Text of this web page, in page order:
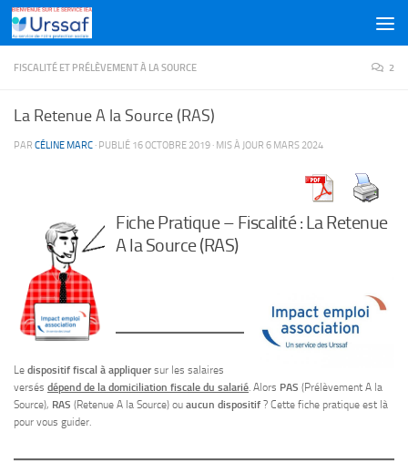
Skip to content
FISCALITÉ ET PRÉLÈVEMENT À LA SOURCE 2
La Retenue A la Source (RAS)
PAR CÉLINE MARC · PUBLIÉ 16 OCTOBRE 2019 · MIS À JOUR 6 MARS 2024
Fiche Pratique – Fiscalité : La Retenue
A la Source (RAS)
Le dispositif fiscal à appliquer sur les salaires
versés dépend de la domiciliation fiscale du salarié . Alors PAS (Prélèvement A la
Source), RAS (Retenue A la Source) ou aucun dispositif ? Cette fiche pratique est là
pour vous guider.